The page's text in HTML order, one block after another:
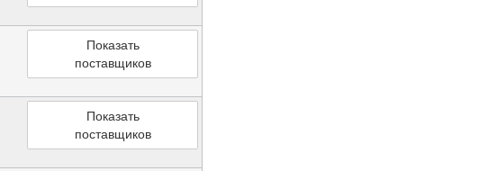
Показать
поставщиков
Показать
поставщиков